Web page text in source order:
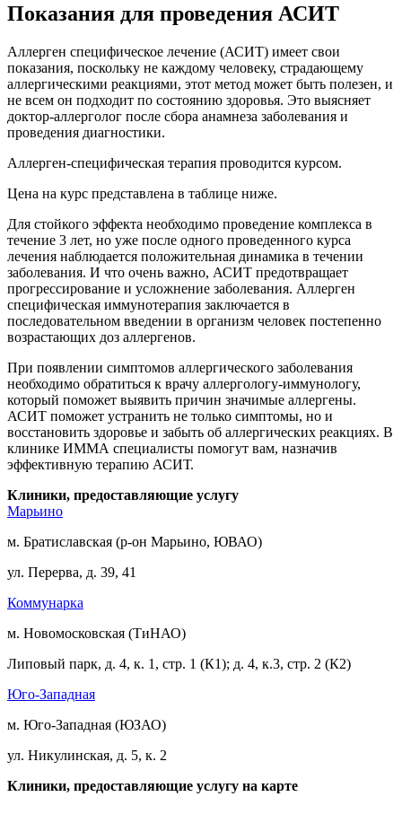
Показания для проведения АСИТ
Аллерген специфическое лечение (АСИТ) имеет свои
показания, поскольку не каждому человеку, страдающему
аллергическими реакциями, этот метод может быть полезен, и
не всем он подходит по состоянию здоровья. Это выясняет
доктор-аллерголог после сбора анамнеза заболевания и
проведения диагностики.
Аллерген-специфическая терапия проводится курсом.
Цена на курс представлена в таблице ниже.
Для стойкого эффекта необходимо проведение комплекса в
течение 3 лет, но уже после одного проведенного курса
лечения наблюдается положительная динамика в течении
заболевания. И что очень важно, АСИТ предотвращает
прогрессирование и усложнение заболевания. Аллерген
специфическая иммунотерапия заключается в
последовательном введении в организм человек постепенно
возрастающих доз аллергенов.
При появлении симптомов аллергического заболевания
необходимо обратиться к врачу аллергологу-иммунологу,
который поможет выявить причин значимые аллергены.
АСИТ поможет устранить не только симптомы, но и
восстановить здоровье и забыть об аллергических реакциях. В
клинике ИММА специалисты помогут вам, назначив
эффективную терапию АСИТ.
Клиники, предоставляющие услугу
Марьино
м. Братиславская (р-он Марьино, ЮВАО)
ул. Перерва, д. 39, 41
Коммунарка
м. Новомосковская (ТиНАО)
Липовый парк, д. 4, к. 1, стр. 1 (К1); д. 4, к.3, стр. 2 (К2)
Юго-Западная
м. Юго-Западная (ЮЗАО)
ул. Никулинская, д. 5, к. 2
Клиники, предоставляющие услугу на карте